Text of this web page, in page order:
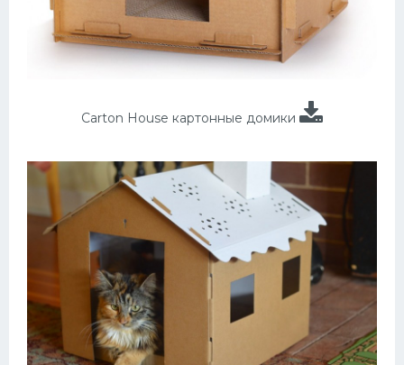
Carton House картонные домики